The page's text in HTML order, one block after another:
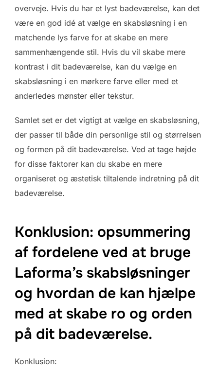
overveje. Hvis du har et lyst badeværelse, kan det
være en god idé at vælge en skabsløsning i en
matchende lys farve for at skabe en mere
sammenhængende stil. Hvis du vil skabe mere
kontrast i dit badeværelse, kan du vælge en
skabsløsning i en mørkere farve eller med et
anderledes mønster eller tekstur.
Samlet set er det vigtigt at vælge en skabsløsning,
der passer til både din personlige stil og størrelsen
og formen på dit badeværelse. Ved at tage højde
for disse faktorer kan du skabe en mere
organiseret og æstetisk tiltalende indretning på dit
badeværelse.
Konklusion: opsummering
af fordelene ved at bruge
Laforma’s skabsløsninger
og hvordan de kan hjælpe
med at skabe ro og orden
på dit badeværelse.
Konklusion: